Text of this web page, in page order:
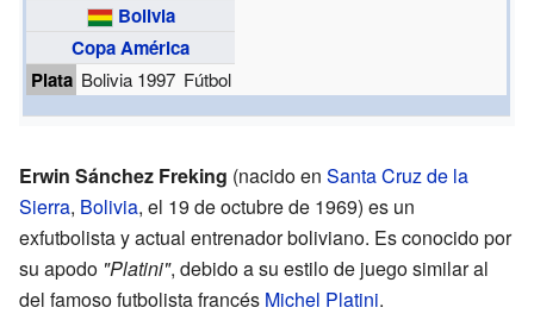
Bolivia
Copa América
Plata Bolivia 1997 Fútbol
Erwin Sánchez Freking (nacido en Santa Cruz de la
Sierra, Bolivia, el 19 de octubre de 1969) es un
exfutbolista y actual entrenador boliviano. Es conocido por
su apodo "Platini", debido a su estilo de juego similar al
del famoso futbolista francés Michel Platini.